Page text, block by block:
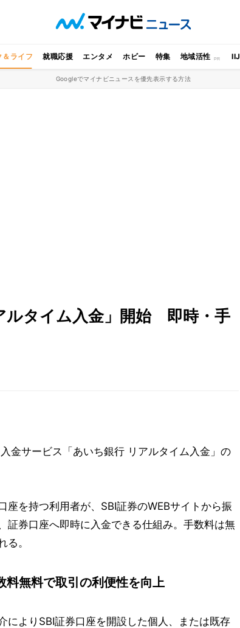
＆ライフ 就職応援 エンタメ ホビー 特集 地域活性 IIJ
Googleでマイナビニュースを優先表示する方法
ルタイム入金」開始 即時・手
金サービス「あいち銀行 リアルタイム入金」の
座を持つ利用者が、SBI証券のWEBサイトから振
証券口座へ即時に入金できる仕組み。手数料は無
る。
料無料で取引の利便性を向上
によりSBI証券口座を開設した個人、または既存